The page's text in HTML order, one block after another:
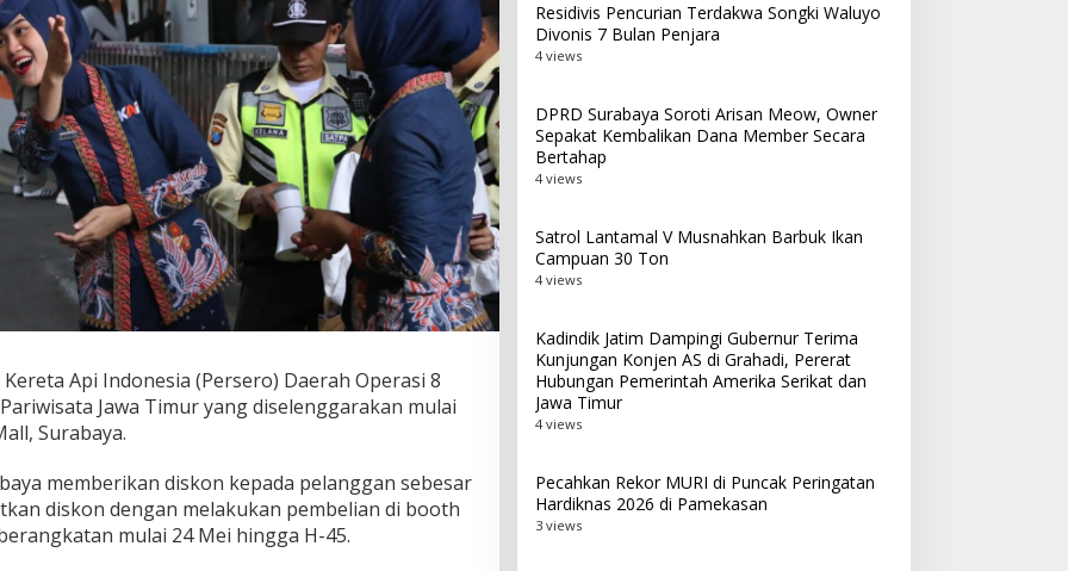
Kereta Api Indonesia (Persero) Daerah Operasi 8
Jawa Timur yang diselenggarakan mulai
Surabaya.
memberikan diskon kepada pelanggan sebesar
diskon dengan melakukan pembelian di booth
mulai 24 Mei hingga H-45.
Residivis Pencurian Terdakwa Songki Waluyo
Divonis 7 Bulan Penjara
4 views
DPRD Surabaya Soroti Arisan Meow, Owner
Sepakat Kembalikan Dana Member Secara
Bertahap
4 views
Satrol Lantamal V Musnahkan Barbuk Ikan
Campuan 30 Ton
4 views
Kadindik Jatim Dampingi Gubernur Terima
Kunjungan Konjen AS di Grahadi, Pererat
Hubungan Pemerintah Amerika Serikat dan
Jawa Timur
4 views
Pecahkan Rekor MURI di Puncak Peringatan
Hardiknas 2026 di Pamekasan
3 views